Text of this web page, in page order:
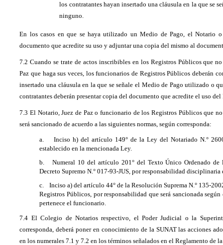
los contratantes hayan insertado una cláusula en la que se
ninguno.
En los casos en que se haya utilizado un Medio de Pago, el Notario
documento que acredite su uso y adjuntar una copia del mismo al
7.2 Cuando se trate de actos inscribibles en los Registros Públicos que
Paz que haga sus veces, los funcionarios de Registros Públicos deberán
insertado una cláusula en la que se señale el Medio de Pago utilizado o
contratantes deberán presentar copia del documento que acredite el uso
7.3 El Notario, Juez de Paz o funcionario de los Registros Públicos que
será sancionado de acuerdo a las siguientes normas, según corresponda:
a.
Inciso h) del artículo 149° de la Ley del Notariado N.°
establecido en la mencionada Ley.
b.
Numeral 10 del artículo 201° del Texto Único Ordenado
Decreto Supremo N.° 017-93-JUS, por responsabilidad disciplinaria
c.
Inciso a) del artículo 44° de la Resolución Suprema N.° 135-
Registros Públicos, por responsabilidad que será sancionada
pertenece el funcionario.
7.4 El Colegio de Notarios respectivo, el Poder Judicial o la
corresponda, deberá poner en conocimiento de la SUNAT las acciones
en los numerales 7.1 y 7.2 en los términos señalados en el Reglamento de